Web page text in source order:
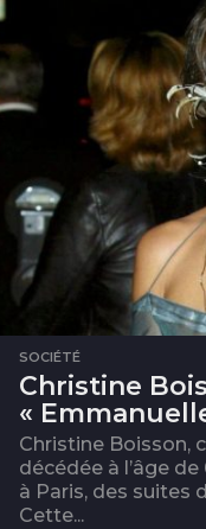
SOCIÉTÉ
Christine
«
Christine Boisson,
décédée à l’âge
à Paris, des suites
Cette...